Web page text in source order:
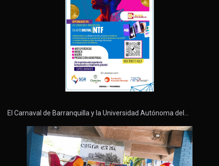
El Carnaval de Barranquilla y la Universidad Autónoma del…